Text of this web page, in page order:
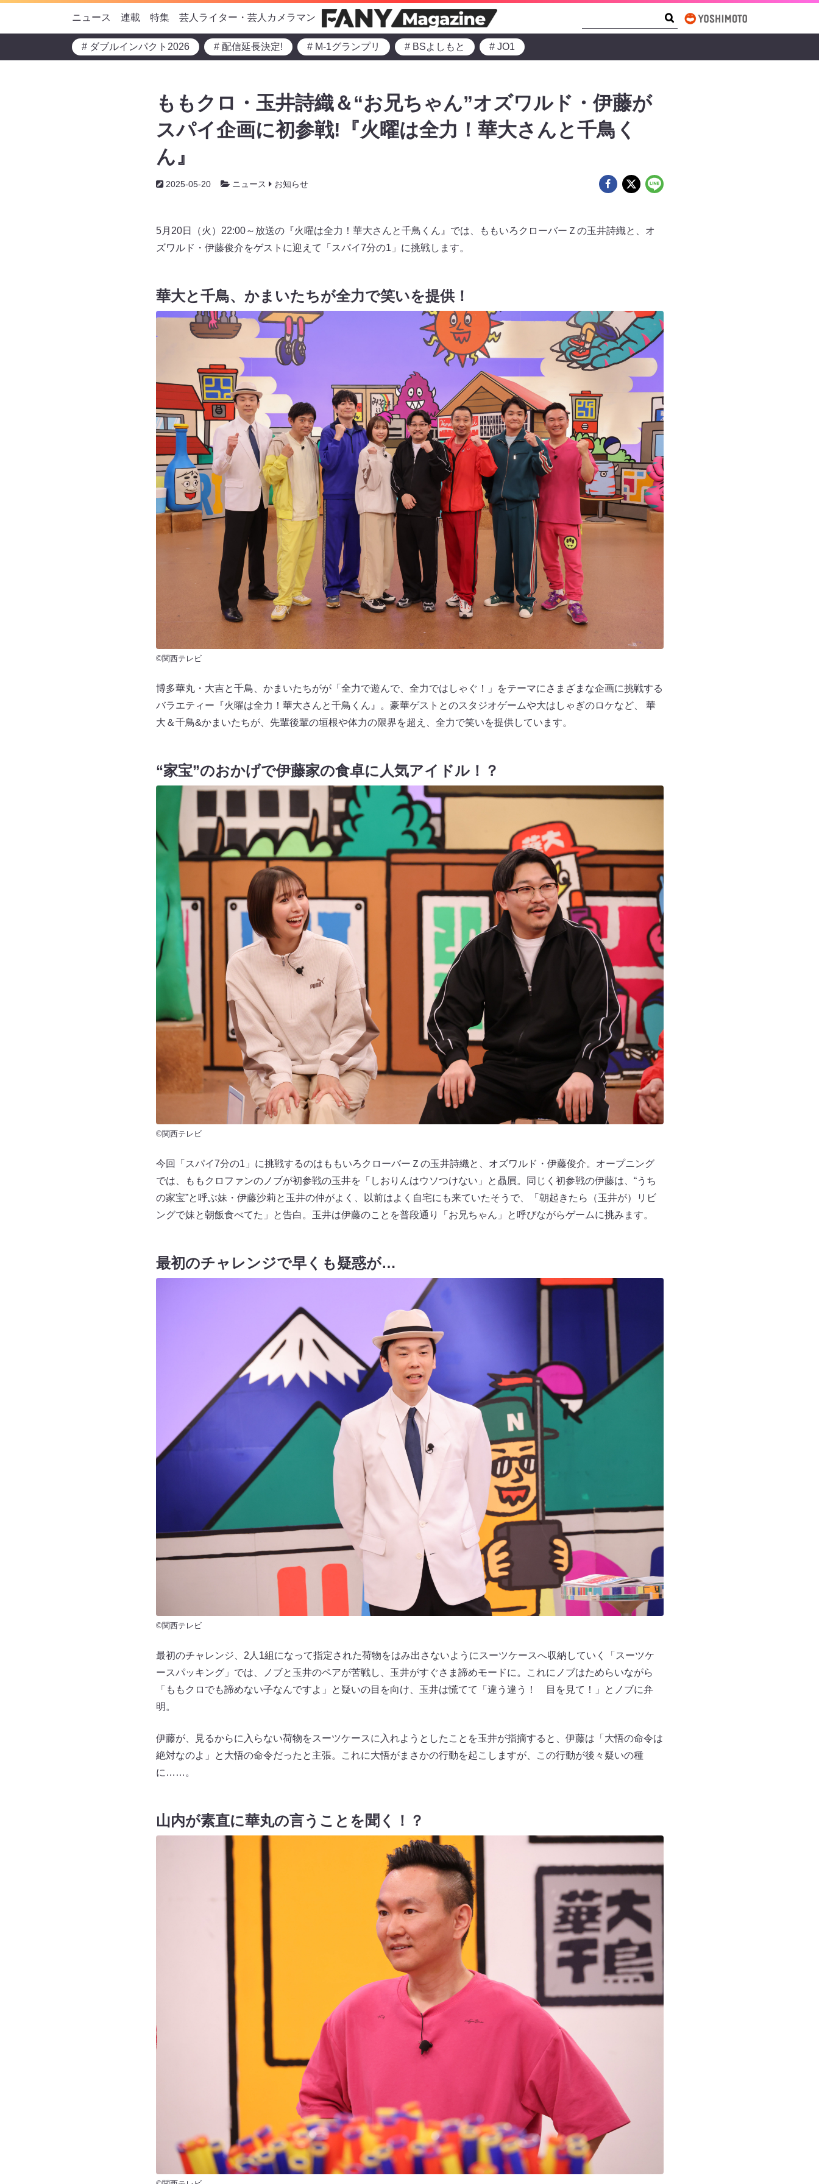
ニュース 連載 特集 芸人ライター・芸人カメラマン
# ダブルインパクト2026 # 配信延長決定! # M-1グランプリ # BSよしもと # JO1
ももクロ・玉井詩織＆“お兄ちゃん”オズワルド・伊藤が
スパイ企画に初参戦!『火曜は全力！華大さんと千鳥く
ん』
2025-05-20 ニュース お知らせ
5月20日（火）22:00～放送の『火曜は全力！華大さんと千鳥くん』では、ももいろクローバーＺの玉井詩織と、オ
ズワルド・伊藤俊介をゲストに迎えて「スパイ7分の1」に挑戦します。
華大と千鳥、かまいたちが全力で笑いを提供！
©関西テレビ
博多華丸・大吉と千鳥、かまいたちがが「全力で遊んで、全力ではしゃぐ！」をテーマにさまざまな企画に挑戦する
バラエティー『火曜は全力！華大さんと千鳥くん』。豪華ゲストとのスタジオゲームや大はしゃぎのロケなど、 華
大＆千鳥&かまいたちが、先輩後輩の垣根や体力の限界を超え、全力で笑いを提供しています。
“家宝”のおかげで伊藤家の食卓に人気アイドル！？
©関西テレビ
今回「スパイ7分の1」に挑戦するのはももいろクローバーＺの玉井詩織と、オズワルド・伊藤俊介。オープニング
では、ももクロファンのノブが初参戦の玉井を「しおりんはウソつけない」と贔屓。同じく初参戦の伊藤は、“うち
の家宝”と呼ぶ妹・伊藤沙莉と玉井の仲がよく、以前はよく自宅にも来ていたそうで、「朝起きたら（玉井が）リビ
ングで妹と朝飯食べてた」と告白。玉井は伊藤のことを普段通り「お兄ちゃん」と呼びながらゲームに挑みます。
最初のチャレンジで早くも疑惑が…
©関西テレビ
最初のチャレンジ、2人1組になって指定された荷物をはみ出さないようにスーツケースへ収納していく「スーツケ
ースパッキング」では、ノブと玉井のペアが苦戦し、玉井がすぐさま諦めモードに。これにノブはためらいながら
「ももクロでも諦めない子なんですよ」と疑いの目を向け、玉井は慌てて「違う違う！ 目を見て！」とノブに弁
明。
伊藤が、見るからに入らない荷物をスーツケースに入れようとしたことを玉井が指摘すると、伊藤は「大悟の命令は
絶対なのよ」と大悟の命令だったと主張。これに大悟がまさかの行動を起こしますが、この行動が後々疑いの種
に……。
山内が素直に華丸の言うことを聞く！？